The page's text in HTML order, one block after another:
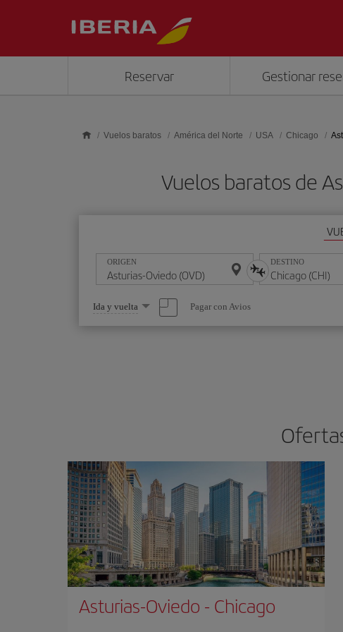
Reservar Gestionar
Vuelos baratos América del Norte USA Chicago
Vuelos baratos de
ORIGEN DESTINO
Seleccione
una
opción
Ida y vuelta Pagar con Avios
Asturias-Oviedo - Chicago